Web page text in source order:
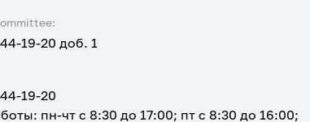
19-20 доб. 1
19-20
пн-чт с 8:30 до 17:00; пт с 8:30 до 16:00;